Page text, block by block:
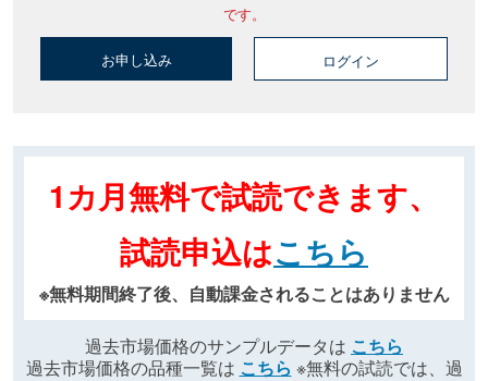
です。
お申し込み ログイン
1カ月無料で試読できます、
試読申込はこちら
※無料期間終了後、自動課金されることはありません
過去市場価格のサンプルデータは こちら
過去市場価格の品種一覧は こちら ※無料の試読では、過